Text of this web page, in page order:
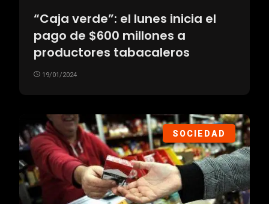
“Caja verde”: el lunes inicia el
pago de $600 millones a
productores tabacaleros
19/01/2024
SOCIEDAD